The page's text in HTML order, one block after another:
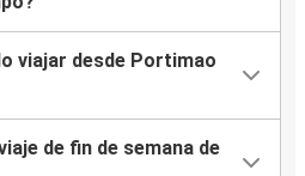
viajar desde Portimao
de fin de semana de